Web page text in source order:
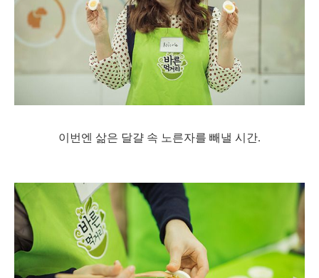
이번엔 삶은 달걀 속 노른자를 빼낼 시간.